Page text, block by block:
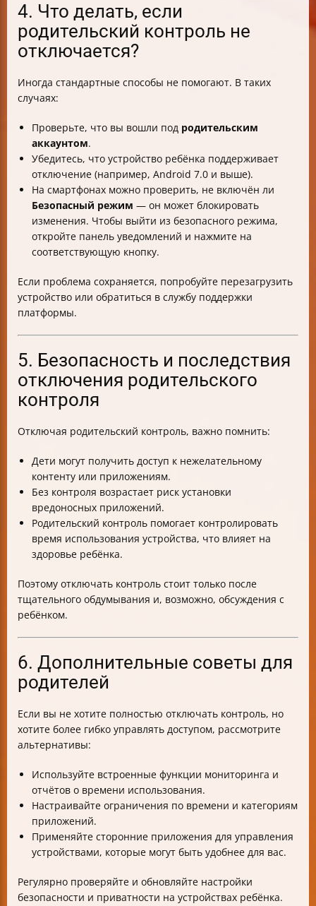
4. Что делать, если
родительский контроль не
отключается?
Иногда стандартные способы не помогают. В таких
случаях:
Проверьте, что вы вошли под родительским
аккаунтом.
Убедитесь, что устройство ребёнка поддерживает
отключение (например, Android 7.0 и выше).
На смартфонах можно проверить, не включён ли
Безопасный режим — он может блокировать
изменения. Чтобы выйти из безопасного режима,
откройте панель уведомлений и нажмите на
соответствующую кнопку.
Если проблема сохраняется, попробуйте перезагрузить
устройство или обратиться в службу поддержки
платформы.
5. Безопасность и последствия
отключения родительского
контроля
Отключая родительский контроль, важно помнить:
Дети могут получить доступ к нежелательному
контенту или приложениям.
Без контроля возрастает риск установки
вредоносных приложений.
Родительский контроль помогает контролировать
время использования устройства, что влияет на
здоровье ребёнка.
Поэтому отключать контроль стоит только после
тщательного обдумывания и, возможно, обсуждения с
ребёнком.
6. Дополнительные советы для
родителей
Если вы не хотите полностью отключать контроль, но
хотите более гибко управлять доступом, рассмотрите
альтернативы:
Используйте встроенные функции мониторинга и
отчётов о времени использования.
Настраивайте ограничения по времени и категориям
приложений.
Применяйте сторонние приложения для управления
устройствами, которые могут быть удобнее для вас.
Регулярно проверяйте и обновляйте настройки
безопасности и приватности на устройствах ребёнка.